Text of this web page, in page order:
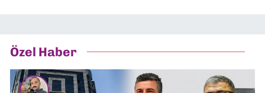
Özel Haber